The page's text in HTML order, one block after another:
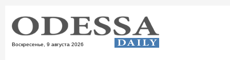
Воскресенье, 9 августа 2026